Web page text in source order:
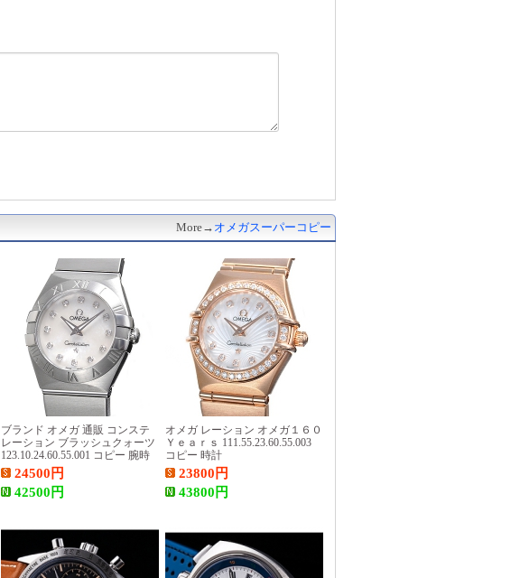
More→ オメガスーパーコピー
ブランド オメガ 通販 コンステ
レーション ブラッシュクォーツ
123.10.24.60.55.001 コピー 腕時
計 24500 円
42500 円
オメガ レーション オメガ１６０
Ｙｅａｒｓ 111.55.23.60.55.003
コピー 時計
23800 円
43800 円